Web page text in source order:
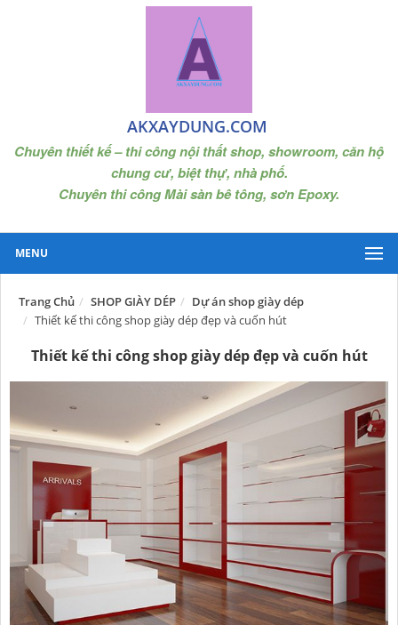
AKXAYDUNG.COM
Chuyên thiết kế – thi công nội thất shop, showroom, căn hộ
chung cư, biệt thự, nhà phố.
Chuyên thi công Mài sàn bê tông, sơn Epoxy.
MENU
Trang Chủ SHOP GIÀY DÉP
Dự án shop giày dép
Thiết kế thi công shop giày dép đẹp và cuốn hút
Thiết kế thi công shop giày dép đẹp và cuốn hút